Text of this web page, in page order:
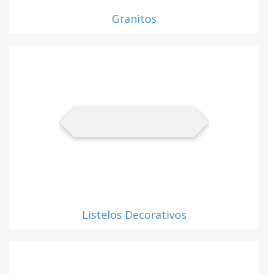
Granitos
Listelos Decorativos